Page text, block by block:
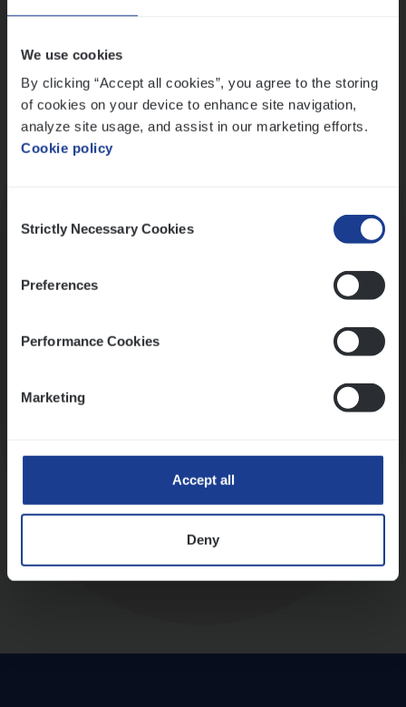
We use cookies
By clicking “Accept all cookies”, you agree to the storing
of cookies on your device to enhance site navigation,
analyze site usage, and assist in our marketing efforts.
Cookie policy
Selection
Strictly Necessary Cookies
Preferences
Performance Cookies
Marketing
Accept all
Deny